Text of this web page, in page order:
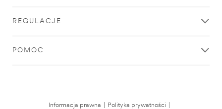
REGULACJE
POMOC
Informacja prawna Polityka prywatności